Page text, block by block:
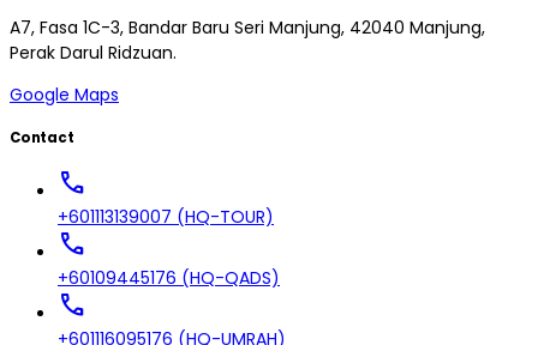
A7, Fasa 1C-3, Bandar Baru Seri Manjung, 42040 Manjung,
Perak Darul Ridzuan.
Google Maps
Contact
call
+601113139007 (HQ-TOUR)
call
+60109445176 (HQ-QADS)
call
+601116095176 (HQ-UMRAH)